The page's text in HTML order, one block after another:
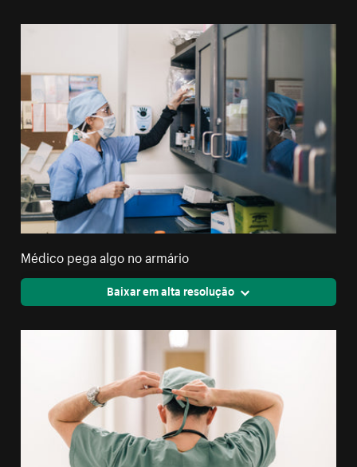
Médico pega algo no armário
Baixar em alta resolução